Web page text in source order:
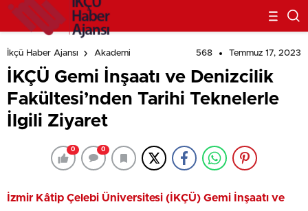
İkçü Haber Ajansı Akademi 568 Temmuz 17, 2023
İKÇÜ Gemi İnşaatı ve Denizcilik
Fakültesi’nden Tarihi Teknelerle
İlgili Ziyaret
0 0
İzmir Kâtip Çelebi Üniversitesi (İKÇÜ) Gemi İnşaatı ve